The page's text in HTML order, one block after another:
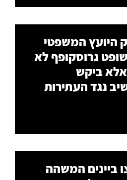
היועץ המשפטי
גרוסקופף לא
ביקש
נגד העתירות
ביינים המשהה